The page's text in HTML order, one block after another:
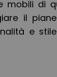
mobili di
il
e